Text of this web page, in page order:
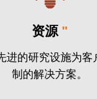
资源 "
进的研究设施为客
制的解决方案。